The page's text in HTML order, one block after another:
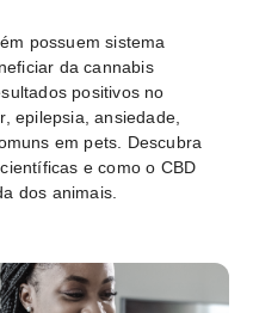
possuem sistema
da cannabis
positivos no
epilepsia, ansiedade,
em pets. Descubra
e como o CBD
dos animais.